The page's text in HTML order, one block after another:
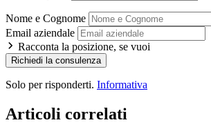
Nome e Cognome
Email aziendale
Racconta la posizione, se vuoi
Richiedi la consulenza
Solo per risponderti. Informativa
Articoli correlati